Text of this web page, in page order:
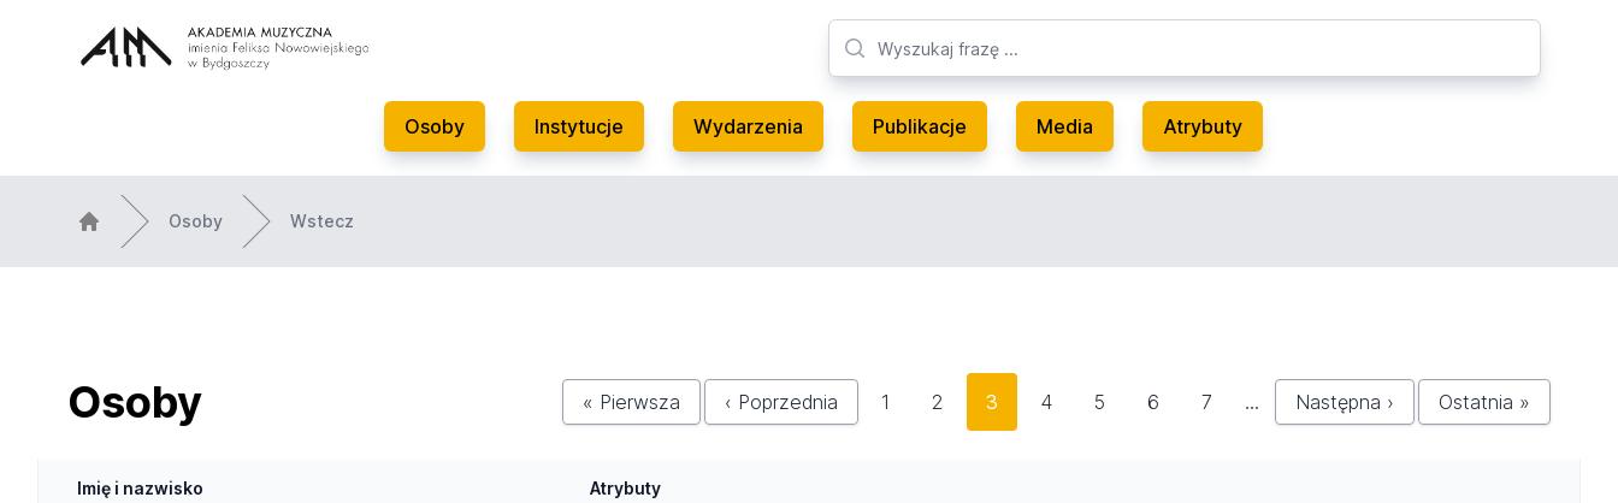
Osoby Instytucje Wydarzenia Publikacje Media Atrybuty
Osoby Wstecz
Osoby « Pierwsza ‹ Poprzednia 1 2 3 4 5 6 7 … Następna › Ostatnia »
Imię i nazwisko Atrybuty